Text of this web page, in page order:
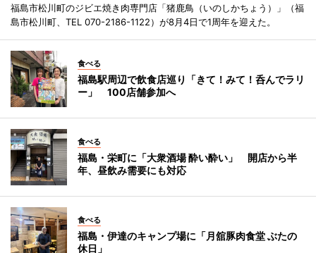
福島市松川町のジビエ焼き肉専門店「猪鹿鳥（いのしかちょう）」（福
島市松川町、TEL 070-2186-1122）が8月4日で1周年を迎えた。
食べる
福島駅周辺で飲食店巡り「きて！みて！呑んでラリ
ー」 100店舗参加へ
食べる
福島・栄町に「大衆酒場 酔い酔い」 開店から半
年、昼飲み需要にも対応
食べる
福島・伊達のキャンプ場に「月舘豚肉食堂 ぶたの
休日」